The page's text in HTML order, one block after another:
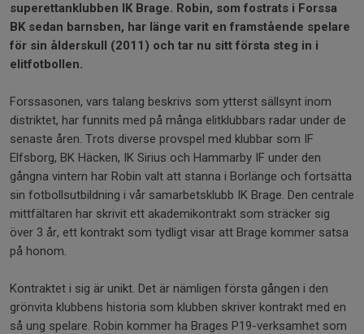
superettanklubben IK Brage. Robin, som fostrats i Forssa
BK sedan barnsben, har länge varit en framstående spelare
för sin ålderskull (2011) och tar nu sitt första steg in i
elitfotbollen.
Forssasonen, vars talang beskrivs som ytterst sällsynt inom
distriktet, har funnits med på många elitklubbars radar under de
senaste åren. Trots diverse provspel med klubbar som IF
Elfsborg, BK Häcken, IK Sirius och Hammarby IF under den
gångna vintern har Robin valt att stanna i Borlänge och fortsätta
sin fotbollsutbildning i vår samarbetsklubb IK Brage. Den centrale
mittfältaren har skrivit ett akademikontrakt som sträcker sig
över 3 år, ett kontrakt som tydligt visar att Brage kommer satsa
på honom.
Kontraktet i sig är unikt. Det är nämligen första gången i den
grönvita klubbens historia som klubben skriver kontrakt med en
så ung spelare. Robin kommer ha Brages P19-verksamhet som